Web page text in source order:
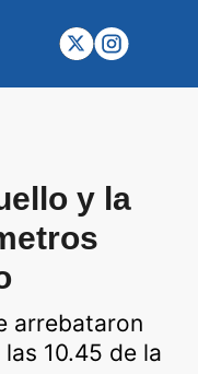
y la
arrebataron
10.45 de la